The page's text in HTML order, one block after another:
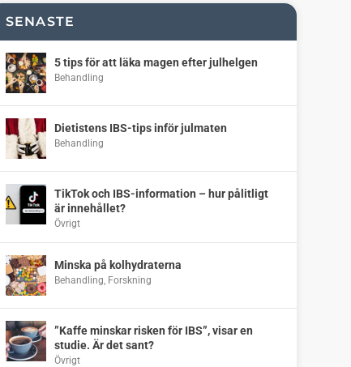
SENASTE
5 tips för att läka magen efter julhelgen
Behandling
Dietistens IBS-tips inför julmaten
Behandling
TikTok och IBS-information – hur pålitligt
är innehållet?
Övrigt
Minska på kolhydraterna
Behandling Forskning
”Kaffe minskar risken för IBS”, visar en
studie. Är det sant?
Övrigt